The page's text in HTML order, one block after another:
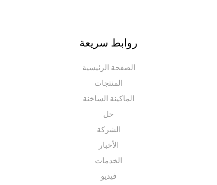
روابط سريعة
الصفحة الرئيسية
المنتجات
الماكينة الساخنة
الشركة
الخدمات